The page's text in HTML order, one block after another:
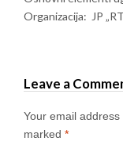
Organizacija: JP
Leave a
Your email address
marked *